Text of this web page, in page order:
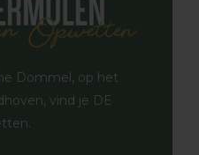
Dommel, op het
vind je DE